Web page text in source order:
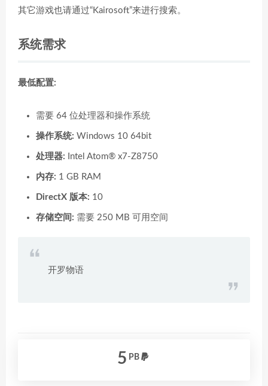
其它游戏也请通过“Kairosoft”来进行搜索。
系统需求
最低配置:
需要 64 位处理器和操作系统
操作系统: Windows 10 64bit
处理器: Intel Atom® x7-Z8750
内存: 1 GB RAM
DirectX 版本: 10
存储空间: 需要 250 MB 可用空间
开罗物语
5 PB